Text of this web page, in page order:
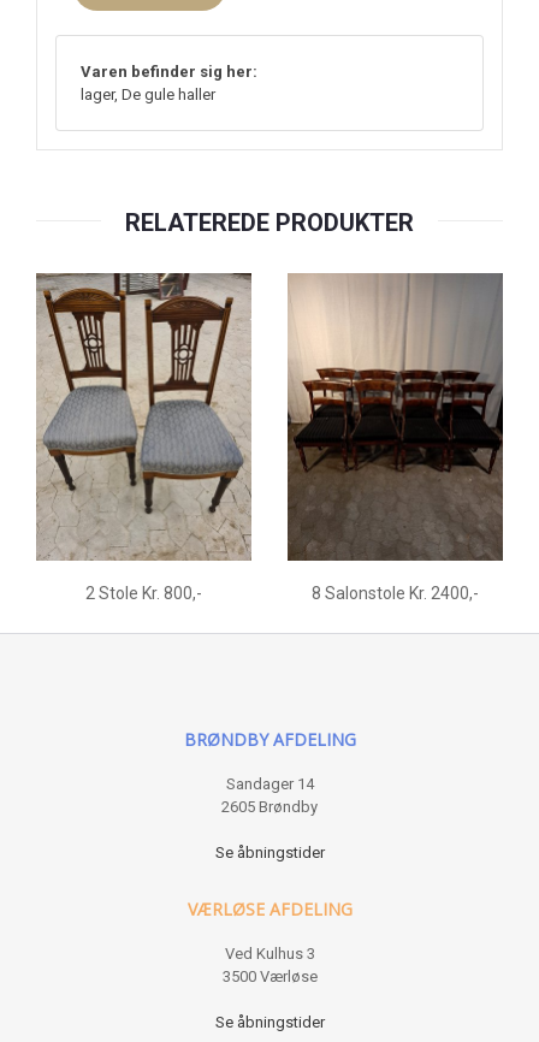
Varen befinder sig her:
lager, De gule haller
RELATEREDE PRODUKTER
2 Stole Kr. 800,- 8 Salonstole Kr. 2400,-
BRØNDBY AFDELING
Sandager 14
2605 Brøndby
Se åbningstider
VÆRLØSE AFDELING
Ved Kulhus 3
3500 Værløse
Se åbningstider